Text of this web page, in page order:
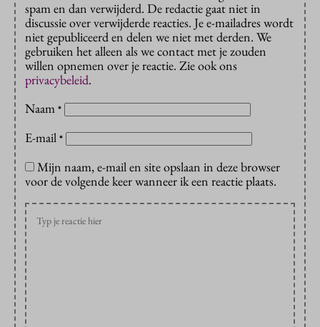
spam en dan verwijderd. De redactie gaat niet in
discussie over verwijderde reacties. Je e-mailadres wordt
niet gepubliceerd en delen we niet met derden. We
gebruiken het alleen als we contact met je zouden
willen opnemen over je reactie. Zie ook ons
privacybeleid.
Naam *
E-mail *
Mijn naam, e-mail en site opslaan in deze browser
voor de volgende keer wanneer ik een reactie plaats.